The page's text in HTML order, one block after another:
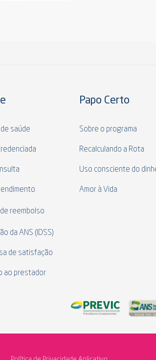
saúde
de reembolso
da ANS (IDSS)
de satisfação
ao prestador
Papo Certo
Sobre o programa
Recalculando a Rota
Uso consciente do
Amor à Vida